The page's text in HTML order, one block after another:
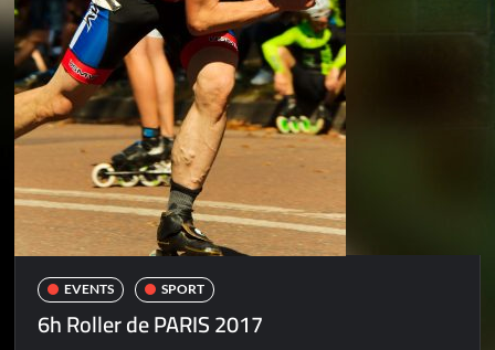
EVENTS SPORT
6h Roller de PARIS 2017